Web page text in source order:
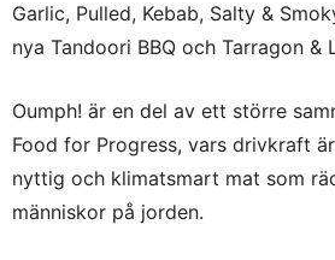
Garlic, Pulled, Kebab, Salty &
nya Tandoori BBQ och Tarragon &
Oumph! är en del av ett större
Food for Progress, vars drivkraft
nyttig och klimatsmart mat som
människor på jorden.